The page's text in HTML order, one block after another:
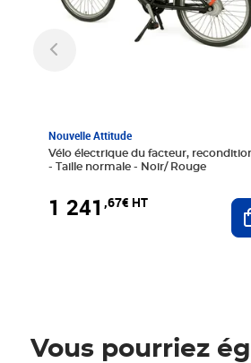
Nouvelle Attitude
Vélo électrique du facteur,
- Taille normale - Noir/ Rouge
1 241 ,67€ HT
Vous pourriez